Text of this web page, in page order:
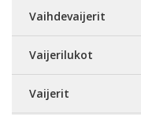
Vaihdevaijerit
Vaijerilukot
Vaijerit